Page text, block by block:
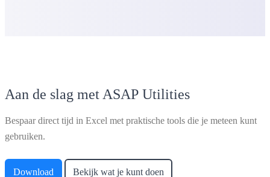
Aan de slag met ASAP Utilities
Bespaar direct tijd in Excel met praktische tools die je meteen kunt
gebruiken.
Download Bekijk wat je kunt doen